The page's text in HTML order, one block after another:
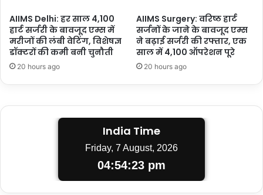
AIIMS Delhi: हर साल 4,100
हार्ट सर्जरी के बावजूद एम्स में
मरीजों की लंबी वेटिंग, विशेषज्ञ
डॉक्टरों की कमी बनी चुनौती
20 hours ago
AIIMS Surgery: वरिष्ठ हार्ट
सर्जनों के जाने के बावजूद एम्स
ने बढ़ाई सर्जरी की रफ्तार, एक
साल में 4,100 ऑपरेशन पूरे
20 hours ago
India Time
Friday, 7 August, 2026
04:54:23 pm